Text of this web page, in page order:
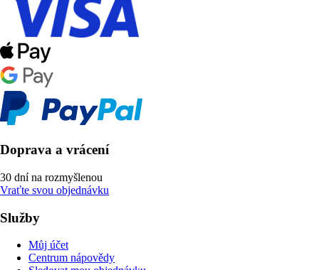
Doprava a vrácení
30 dní na rozmyšlenou
Vraťte svou objednávku
Služby
Můj účet
Centrum nápovědy